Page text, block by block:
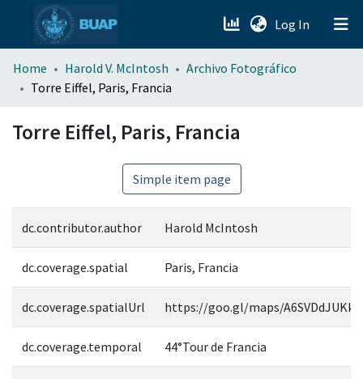
Log In (current)
menu.section.about_menu
Home Harold V. McIntosh
Archivo Fotográfico
Torre Eiffel, Paris, Francia
Torre Eiffel, Paris, Francia
Simple item page
dc.contributor.author Harold McIntosh
dc.coverage.spatial Paris, Francia
dc.coverage.spatialUrl https://goo.gl/maps/
dc.coverage.temporal 44°Tour de Francia